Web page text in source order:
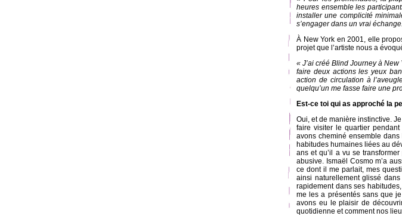
heures ensemble les
installer une complicité
s’engager dans un vrai échange.
À New York en 2001, elle
projet que l’artiste nous a
« J’ai créé Blind Journey à
faire deux actions les yeux
action de circulation à
quelqu’un me fasse faire une
Est-ce toi qui as approché la
Oui, et de manière instinctive.
faire visiter le quartier
avons cheminé ensemble
habitudes humaines liées au
ans et qu’il a vu se
abusive. Ismaël Cosmo m’a
ce dont il me parlait, mes
ainsi naturellement glissé
rapidement dans ses
me les a présentés sans que
avons eu le plaisir de
quotidienne et comment nos